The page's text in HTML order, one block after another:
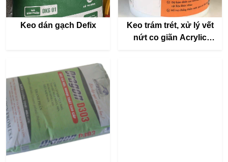
Keo dán gạch Defix
Keo trám trét, xử lý vết
nứt co giãn Acrylic